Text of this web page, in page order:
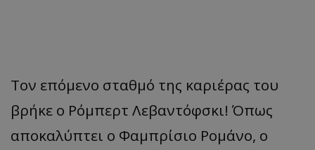
Τον επόμενο σταθμό της καριέρας του
βρήκε ο Ρόμπερτ Λεβαντόφσκι! Όπως
αποκαλύπτει ο Φαμπρίσιο Ρομάνο, ο